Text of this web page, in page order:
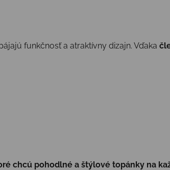
funkčnosť a atraktívny dizajn. Vďaka
chcú pohodlné a štýlové topánky na